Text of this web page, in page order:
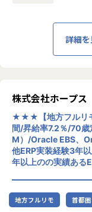
・平均年間昇給率
・ハイブリッド勤務
【業務の変更の範囲】
IT開発関連業務
リューションを提供
・MISSION「ワー
・VISION「基幹系業
ITの力で人手不足の
を提供し、世の中の
【ホープスの目指す
《ERP導入を支援し
国内全体では基幹業
準大手から中堅規模
チ開
スを
ード
業の
化を
社風/
ホー
社内
特徴
景を
す。
詳細
株式会社ホープス
★★★【地方フルリ
間/昇給率7.2％/70
M）/Oracle EBS、
他ERP実装経験3年
年以上のの実績ある
地方フルリモ 首都